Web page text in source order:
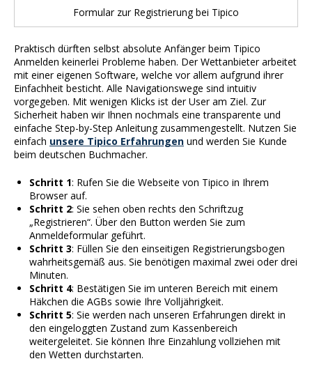
Formular zur Registrierung bei Tipico
Praktisch dürften selbst absolute Anfänger beim Tipico
Anmelden keinerlei Probleme haben. Der Wettanbieter arbeitet
mit einer eigenen Software, welche vor allem aufgrund ihrer
Einfachheit besticht. Alle Navigationswege sind intuitiv
vorgegeben. Mit wenigen Klicks ist der User am Ziel. Zur
Sicherheit haben wir Ihnen nochmals eine transparente und
einfache Step-by-Step Anleitung zusammengestellt. Nutzen Sie
einfach unsere Tipico Erfahrungen und werden Sie Kunde
beim deutschen Buchmacher.
Schritt 1: Rufen Sie die Webseite von Tipico in Ihrem
Browser auf.
Schritt 2: Sie sehen oben rechts den Schriftzug
„Registrieren“. Über den Button werden Sie zum
Anmeldeformular geführt.
Schritt 3: Füllen Sie den einseitigen Registrierungsbogen
wahrheitsgemäß aus. Sie benötigen maximal zwei oder drei
Minuten.
Schritt 4: Bestätigen Sie im unteren Bereich mit einem
Häkchen die AGBs sowie Ihre Volljährigkeit.
Schritt 5: Sie werden nach unseren Erfahrungen direkt in
den eingeloggten Zustand zum Kassenbereich
weitergeleitet. Sie können Ihre Einzahlung vollziehen mit
den Wetten durchstarten.